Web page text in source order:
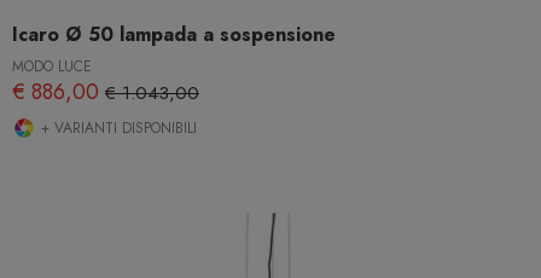
Icaro Ø 50 lampada a sospensione
MODO LUCE
€ 886,00 € 1.043,00
+ VARIANTI DISPONIBILI